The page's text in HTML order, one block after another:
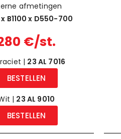
afmetingen
B1100 x D550-700
€/st.
| 23 AL 7016
BESTELLEN
| 23 AL 9010
BESTELLEN